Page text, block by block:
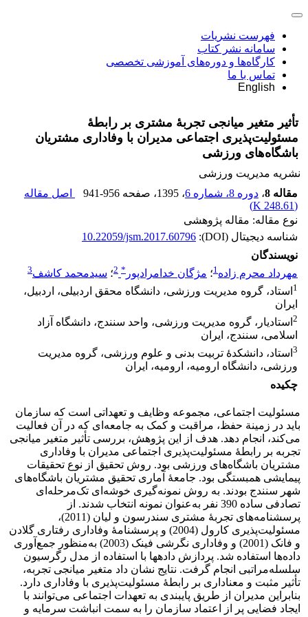
فهرست نشریات
سامانه نشر کتاب
کارگاه‌ها و دوره‌های آموزشی تخصصی
تماس با ما
English
تأثیر متغیر میانجی تجربۀ مشتری بر رابطۀ
مسئولیت‌پذیری اجتماعی مدیران با وفاداری مشتریان
باشگاه‌های ورزشی
نشریه مدیریت ورزشی
مقاله 8
، دوره 8، شماره 6 ، 1395 ، صفحه 941-956
اصل مقاله
(
248.61 K
)
نوع مقاله: مقاله پژوهشی
شناسه دیجیتال (DOI):
10.22059/jsm.2017.60796
نویسندگان
مهرداد محرم زاده1؛ مژگان خدامرادپور *
2؛ سیدمحمد کاشف3
1 استاد، گروه مدیریت ورزشی، دانشگاه محقق اردبیلی، اردبیل،
ایران
2 استادیار، گروه مدیریت ورزشی، واحد سنندج، دانشگاه آزاد
اسلامی، سنندج، ایران
3 استاد، دانشکدۀ تربیت بدنی و علوم ورزشی، گروه مدیریت
ورزشی، دانشگاه ارومیه، ارومیه، ایران
چکیده
مسئولیت اجتماعی، مجموعه وظایف و تعهداتی است که سازمان
باید در زمینة حفظ، مراقبت و کمک به جامعه‌ای که در آن فعالیت
می‌کند، انجام دهد. هدف از این پژوهش، بررسی تأثیر متغیر میانجی
تجربه بر رابطۀ مسئولیت‌پذیری اجتماعی مدیران با وفاداری
مشتریان باشگاه‌های ورزشی بود. روش تحقیق از نوع تحقیقات
پیمایشی همبستگی بود. جامعۀ آماری تحقیق مشتریان باشگاه‌های
شهر سنندج بودند. به روش نمونه‌گیری خوشه‌ای تک‌مرحله‌ای
تصادفی ساده 390 نفر به‌عنوان نمونه انتخاب شدند. از
پرسشنامه‌های تجربۀ مشتری سندرسون و لیان (2011)،
مسئولیت‌پذیری کارول (2004) و پرسشنامۀ وفاداری رفتاری گلادن
و فانک (2001) و وفاداری نگرشی فینک (2003) به‌منظور جمع‌آوری
داده‌ها استفاده شد. پردازش داده­ها با استفاده از مدل رگرسیون
سلسله‌مراتبی انجام گرفت. نتایج نشان داد متغیر میانجی تجربه،
تأثیر مثبت و معناداری بر رابطۀ مسئولیت‌پذیری با وفاداری دارد.
بنابراین مدیران از طریق پایبندی به تعهدات اجتماعی می‌توانند با
ایجاد فضایی پر از اعتماد سازمان را به سمت انباشت سرمایه و